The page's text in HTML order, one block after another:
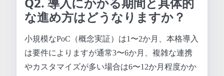
な進め方はどうなりますか？
小規模なPoC（概念実証）は1〜2か月、本格導入
は要件によりますが通常3〜6か月、複雑な連携
やカスタマイズが多い場合は6〜12か月程度かか